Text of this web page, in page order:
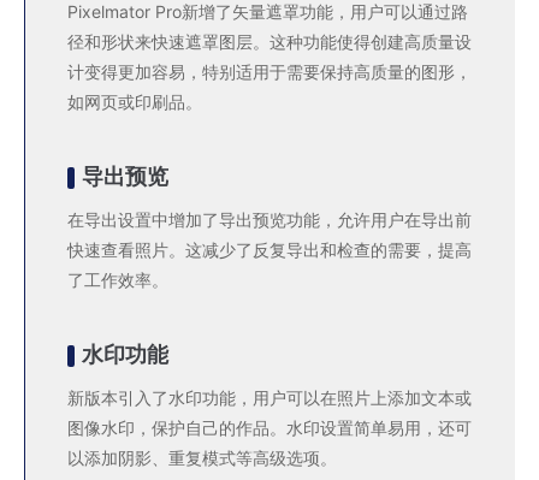
Pixelmator Pro新增了矢量遮罩功能，用户可以通过路
径和形状来快速遮罩图层。这种功能使得创建高质量设
计变得更加容易，特别适用于需要保持高质量的图形，
如网页或印刷品。
导出预览
在导出设置中增加了导出预览功能，允许用户在导出前
快速查看照片。这减少了反复导出和检查的需要，提高
了工作效率。
水印功能
新版本引入了水印功能，用户可以在照片上添加文本或
图像水印，保护自己的作品。水印设置简单易用，还可
以添加阴影、重复模式等高级选项。